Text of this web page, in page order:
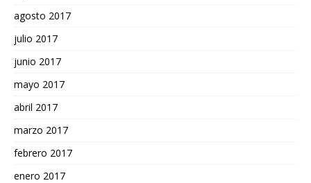
agosto 2017
julio 2017
junio 2017
mayo 2017
abril 2017
marzo 2017
febrero 2017
enero 2017